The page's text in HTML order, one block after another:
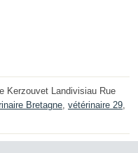
Kerzouvet Landivisiau Rue
Bretagne, vétérinaire 29,